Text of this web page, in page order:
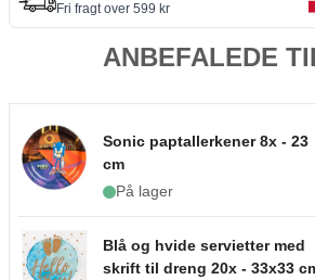
Fri fragt over 599 kr
ANBEFALEDE
Sonic paptallerkener 8x - 23
cm
På lager
Blå og hvide servietter med
skrift til dreng 20x - 33x33